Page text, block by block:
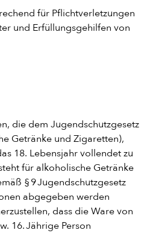
für Pflichtverletzungen
und Erfüllungsgehilfen von
die dem Jugendschutzgesetz
Getränke und Zigaretten),
18. Lebensjahr vollendet zu
für alkoholische Getränke
§ 9 Jugendschutzgesetz
abgegeben werden
dass die Ware von
16. Jährige Person